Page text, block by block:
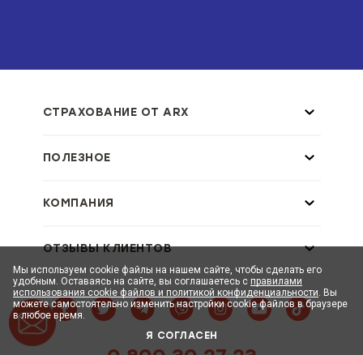
Мы используем cookie файлы на нашем сайте, чтобы сделать его
удобным. Оставаясь на сайте, вы соглашаетесь с правилами
использования cookie файлов и политикой конфиденциальности. Вы
можете самостоятельно изменить настройки cookie файлов в браузере
в любое время.
Я СОГЛАСЕН
СТРАХОВАНИЕ ОТ ARX
ПОЛЕЗНОЕ
КОМПАНИЯ
ОТЗЫВЫ КЛИЕНТОВ